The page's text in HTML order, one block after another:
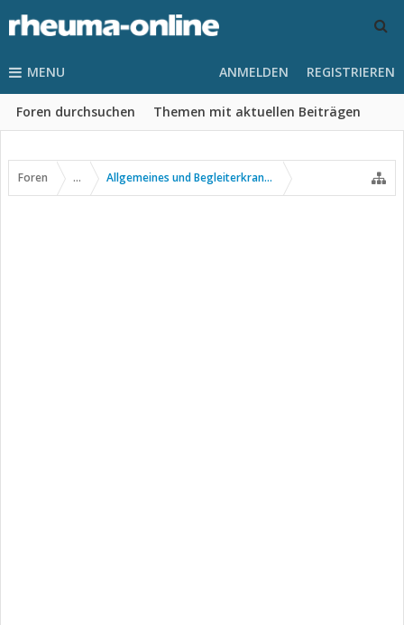
MENU
Foren durchsuchen Themen mit aktuellen Beiträgen
ANMELDEN REGISTRIEREN
Foren ... Allgemeines und Begleiterkrankungen